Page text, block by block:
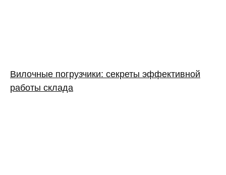
Вилочные погрузчики: секреты эффективной
работы склада